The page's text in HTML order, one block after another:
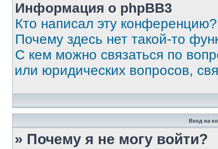
Информация о phpBB3
Кто написал эту конференцию?
Почему здесь нет такой-то
С кем можно связаться по
или юридических вопросов,
Вход на
» Почему я не могу войти?